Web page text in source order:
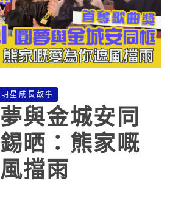
明星成長故事
與金城安同
晒：熊家嘅
擋雨